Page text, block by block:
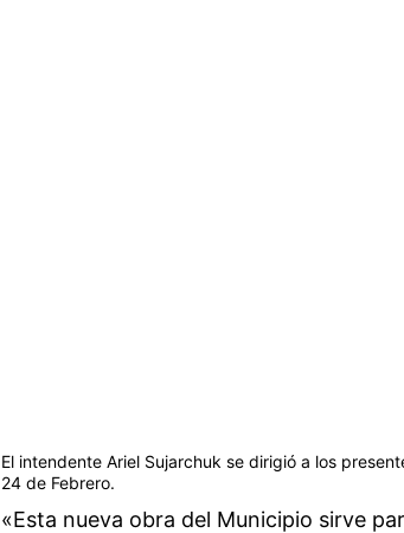
El intendente Ariel Sujarchuk se dirigió a los
24 de Febrero.
«Esta nueva obra del Municipio sirve